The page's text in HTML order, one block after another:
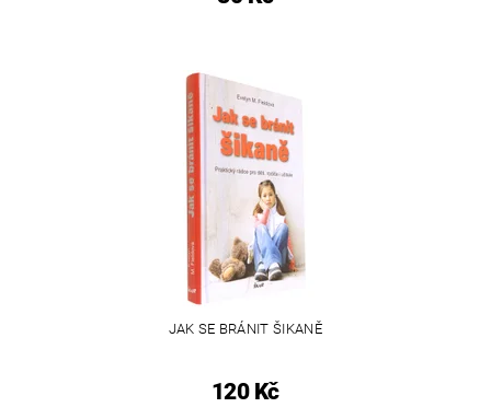
JAK SE BRÁNIT ŠIKANĚ
120 Kč